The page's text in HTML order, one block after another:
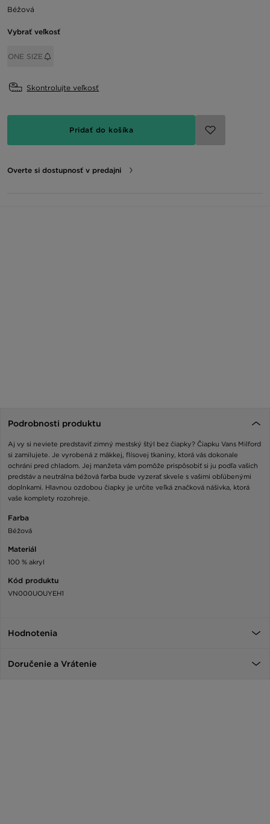
Béžová
Vybrať veľkosť
ONE SIZE
Skontrolujte veľkosť
Pridať do košíka
Overte si dostupnosť v predajni
Podrobnosti produktu
Aj vy si neviete predstaviť zimný mestský štýl bez čiapky? Čiapku Vans Milford
si zamilujete. Je vyrobená z mäkkej, flísovej tkaniny, ktorá vás dokonale
ochráni pred chladom. Jej manžeta vám pomôže prispôsobiť si ju podľa vašich
predstáv a neutrálna béžová farba bude vyzerať skvele s vašimi obľúbenými
doplnkami. Hlavnou ozdobou čiapky je určite veľká značková nášivka, ktorá
vaše komplety rozohreje.
Farba
Béžová
Materiál
100 % akryl
Kód produktu
VN000UOUYEH1
Hodnotenia
Doručenie a Vrátenie